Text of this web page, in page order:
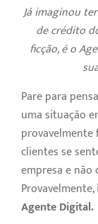
Já imaginou
de crédito
ficção, é o
Pare para
uma situação
provavelmente
clientes se
empresa e não
Agente Digital.